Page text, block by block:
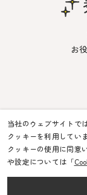
お
© Shuei-
当社のウェブサイトで
クッキーを利用してい
クッキーの使用に同意
や設定については「